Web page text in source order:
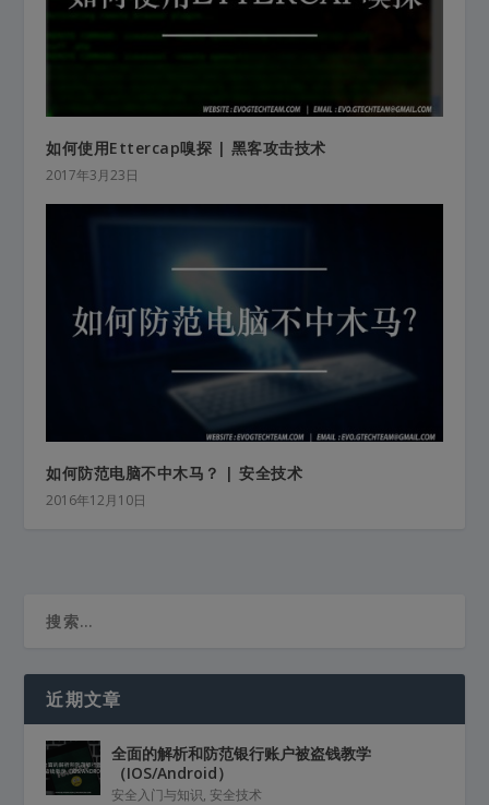
如何使用Ettercap嗅探 | 黑客攻击技术
2017年3月23日
如何防范电脑不中木马？ | 安全技术
2016年12月10日
近期文章
全面的解析和防范银行账户被盗钱教学
（IOS/Android）
安全入门与知识, 安全技术